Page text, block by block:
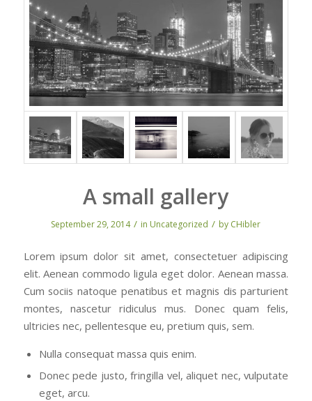
A small gallery
September 29, 2014 / in Uncategorized / by CHibler
Lorem ipsum dolor sit amet, consectetuer adipiscing
elit. Aenean commodo ligula eget dolor. Aenean massa.
Cum sociis natoque penatibus et magnis dis parturient
montes, nascetur ridiculus mus. Donec quam felis,
ultricies nec, pellentesque eu, pretium quis, sem.
Nulla consequat massa quis enim.
Donec pede justo, fringilla vel, aliquet nec, vulputate
eget, arcu.